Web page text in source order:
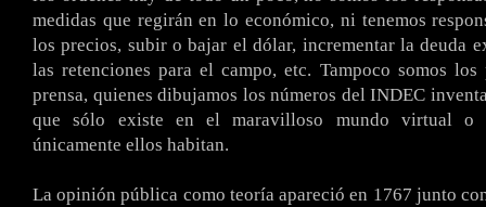
medidas que regirán en lo económico, ni tenemos
los precios, subir o bajar el dólar, incrementar la deuda
las retenciones para el campo, etc. Tampoco somos
prensa, quienes dibujamos los números del INDEC
que sólo existe en el maravilloso mundo virtual o
únicamente ellos habitan.
La opinión pública como teoría apareció en 1767 junto